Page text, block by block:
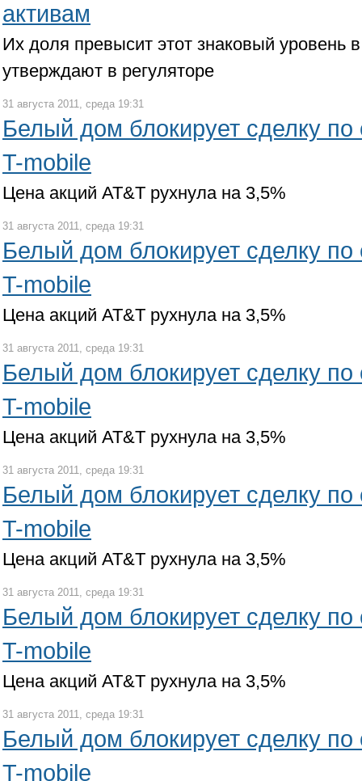
активам
Их доля превысит этот знаковый уровень
утверждают в регуляторе
31 августа 2011, среда 19:31
Белый дом блокирует сделку
T-mobile
Цена акций AT&T рухнула на 3,5%
31 августа 2011, среда 19:31
Белый дом блокирует сделку
T-mobile
Цена акций AT&T рухнула на 3,5%
31 августа 2011, среда 19:31
Белый дом блокирует сделку
T-mobile
Цена акций AT&T рухнула на 3,5%
31 августа 2011, среда 19:31
Белый дом блокирует сделку
T-mobile
Цена акций AT&T рухнула на 3,5%
31 августа 2011, среда 19:31
Белый дом блокирует сделку
T-mobile
Цена акций AT&T рухнула на 3,5%
31 августа 2011, среда 19:31
Белый дом блокирует сделку
T-mobile